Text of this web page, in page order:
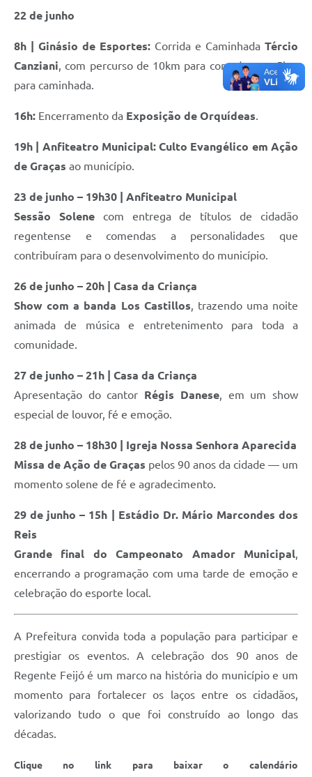
22 de junho
8h | Ginásio de Esportes: Corrida e Caminhada Tércio
Canziani, com percurso de 10km para corredores e 5km
para caminhada.
16h: Encerramento da Exposição de Orquídeas.
19h | Anfiteatro Municipal: Culto Evangélico em Ação
de Graças ao município.
23 de junho – 19h30 | Anfiteatro Municipal
Sessão Solenecom entrega de títulos de cidadão
regentense e comendas a personalidades que
contribuíram para o desenvolvimento do município.
26 de junho – 20h | Casa da Criança
Show com a banda Los Castillos, trazendo uma noite
animada de música e entretenimento para toda a
comunidade.
27 de junho – 21h | Casa da Criança
Apresentação do cantor Régis Danese, em um show
especial de louvor, fé e emoção.
28 de junho – 18h30 | Igreja Nossa Senhora Aparecida
Missa de Ação de Graças pelos 90 anos da cidade — um
momento solene de fé e agradecimento.
29 de junho – 15h | Estádio Dr. Mário Marcondes dos
Reis
Grande final do Campeonato Amador Municipal,
encerrando a programação com uma tarde de emoção e
celebração do esporte local.
A Prefeitura convida toda a população para participar e
prestigiar os eventos. A celebração dos 90 anos de
Regente Feijó é um marco na história do município e um
momento para fortalecer os laços entre os cidadãos,
valorizando tudo o que foi construído ao longo das
décadas.
Clique no link para baixar o calendário